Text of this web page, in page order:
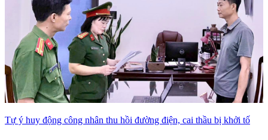
Tự ý huy động công nhân thu hồi đường điện, cai thầu bị khởi tố